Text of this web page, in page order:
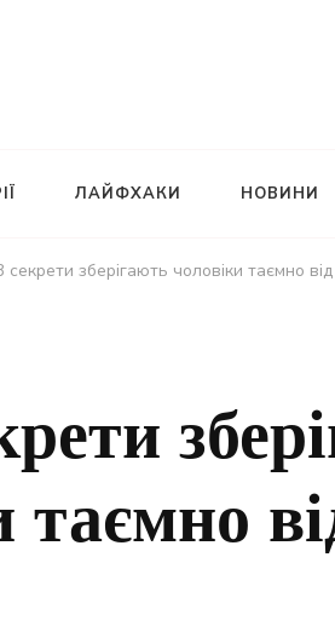
ЛАЙФХАКИ НОВИНИ
секрети зберігають чоловіки таємно
таємно